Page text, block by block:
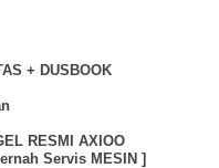
+ DUSBOOK
RESMI AXIOO
Servis MESIN ]